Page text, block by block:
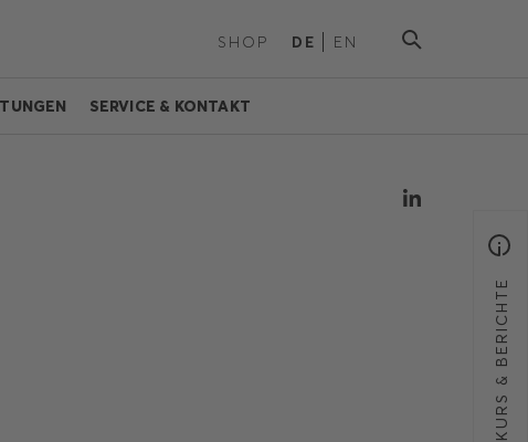
KURS & BERICHTE
SHOP DE EN
SERVICE & KONTAKT